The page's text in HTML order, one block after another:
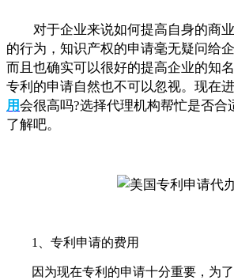
对于企业来说如何提高自身的商业
的行为，知识产权的申请毫无疑问给
而且也确实可以很好的提高企业的知
专利的申请自然也不可以忽视。现在
用会很高吗?选择代理机构帮忙是否合
了解吧。
1、专利申请的费用
因为现在专利的申请十分重要，为了